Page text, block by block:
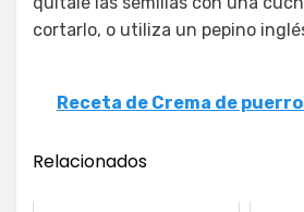
cortarlo, o utiliza un pepino
Receta de Crema de
Relacionados